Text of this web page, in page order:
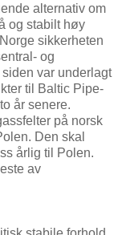
alternativ om
og stabilt høy
sikkerheten
og
var underlagt
til Baltic Pipe-
år senere.
på norsk
Den skal
årlig til Polen.
av